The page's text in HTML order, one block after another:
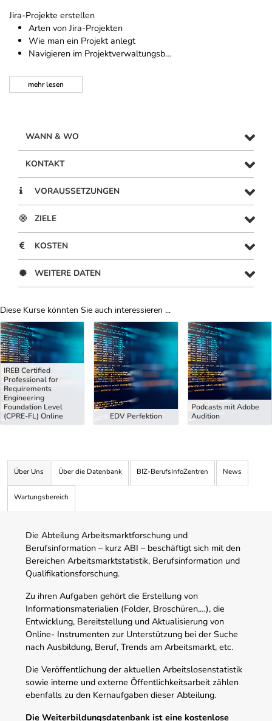
Jira-Projekte erstellen
Arten von Jira-Projekten
Wie man ein Projekt anlegt
Navigieren im Projektverwaltungsb…
mehrlesen
WANN & WO
KONTAKT
VORAUSSETZUNGEN
ZIELE
KOSTEN
WEITERE DATEN
Diese Kurse könnten Sie auch interessieren ...
Uber Weiterbildungsvorschläge
IREB Certified
Professional for
Requirements
Engineering
Foundation Level
(CPRE-FL) Online
EDV Perfektion
Podcasts mit Adobe
Audition
Über Uns Über die Datenbank BIZ-BerufsInfoZentren News
Wartungsbereich
Die Abteilung Arbeitsmarktforschung und
Berufsinformation – kurz ABI – beschäftigt sich mit den
Bereichen Arbeitsmarktstatistik, Berufsinformation und
Qualifikationsforschung.
Zu ihren Aufgaben gehört die Erstellung von
Informationsmaterialien (Folder, Broschüren,…), die
Entwicklung, Bereitstellung und Aktualisierung von
Online- Instrumenten zur Unterstützung bei der Suche
nach Ausbildung, Beruf, Trends am Arbeitsmarkt, etc.
Die Veröffentlichung der aktuellen Arbeitslosenstatistik
sowie interne und externe Öffentlichkeitsarbeit zählen
ebenfalls zu den Kernaufgaben dieser Abteilung.
Die Weiterbildungsdatenbank ist eine kostenlose